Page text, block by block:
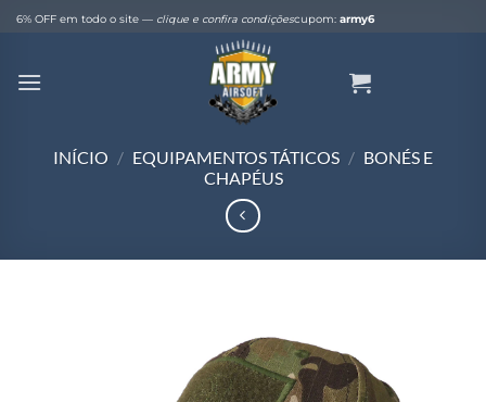
Skip6% OFF em todo o site — clique e confira condiçõescupom: army6
INÍCIO / EQUIPAMENTOS TÁTICOS / BONÉS E
CHAPÉUS